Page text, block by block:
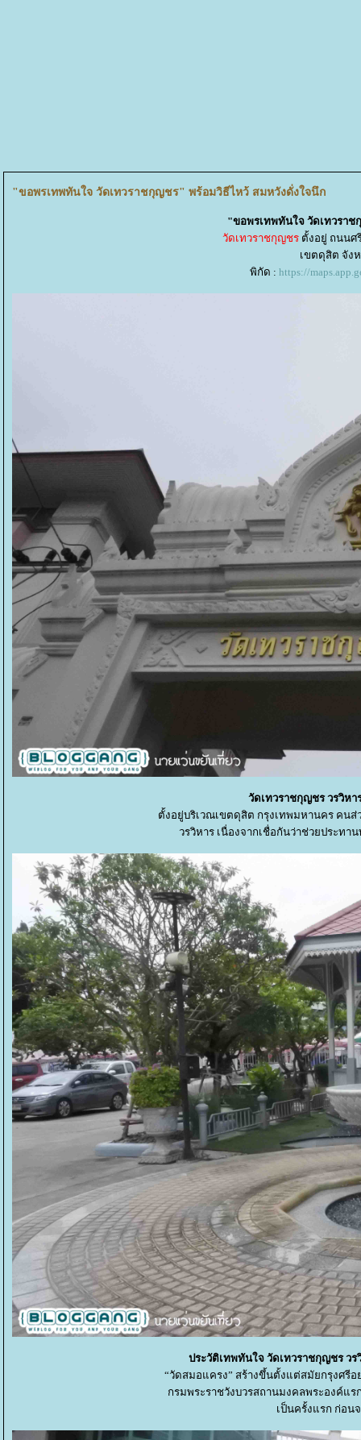
"ขอพรเทพทันใจ วัดเทวราชกุญชร" พร้อมวิธีไหว้ สมหวังดั่งใจนึก
"ขอพรเทพทันใจ วัดเทวรา
วัดเทวราชกุญชรตั้งอยู่ ถนนศ
เขตดุสิต จัง
พิกัด : https://
วัดเทวราชกุญชร วรวิหา
ตั้งอยู่บริเวณเขตดุสิต กรุงเทพมหานคร คน
วรวิหาร เนื่องจากเชื่อกันว่าช่วยประทา
ประวัติเทพทันใจ วัดเทวราชกุญชร วร
“วัดสมอแครง” สร้างขึ้นตั้งแต่สมัยกรุงศรี
กรมพระราชวังบวรสถานมงคลพระองค์
เป็นครั้งแรก ก่อน